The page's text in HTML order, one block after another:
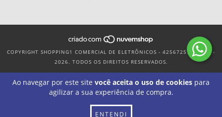
Ao navegar por este site você aceita o uso de cookies para
agilizar a sua experiência de compra.
ENTENDI
COPYRIGHT SHOPPING1 COMERCIAL DE ELETRÔNICOS - 42567257000170 -
2026. TODOS OS DIREITOS RESERVADOS.